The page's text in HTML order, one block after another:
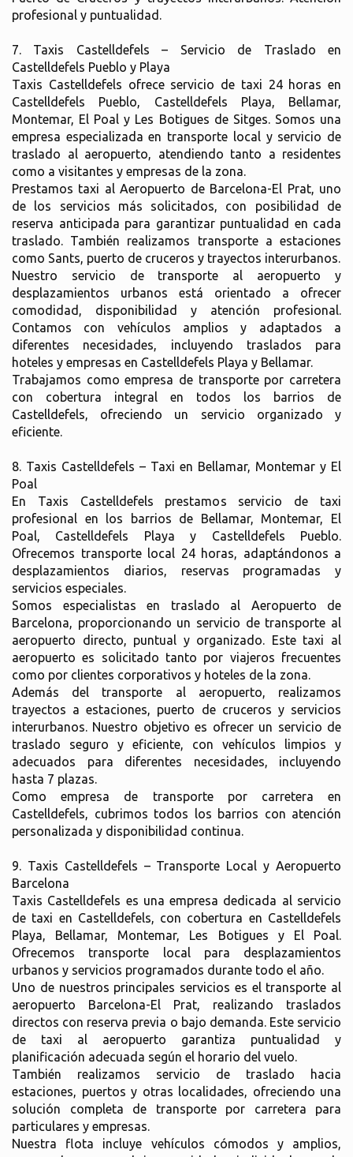
profesional y puntualidad.
7. Taxis Castelldefels – Servicio de Traslado en
Castelldefels Pueblo y Playa
Taxis Castelldefels ofrece servicio de taxi 24 horas en
Castelldefels Pueblo, Castelldefels Playa, Bellamar,
Montemar, El Poal y Les Botigues de Sitges. Somos una
empresa especializada en transporte local y servicio de
traslado al aeropuerto, atendiendo tanto a residentes
como a visitantes y empresas de la zona.
Prestamos taxi al Aeropuerto de Barcelona-El Prat, uno
de los servicios más solicitados, con posibilidad de
reserva anticipada para garantizar puntualidad en cada
traslado. También realizamos transporte a estaciones
como Sants, puerto de cruceros y trayectos interurbanos.
Nuestro servicio de transporte al aeropuerto y
desplazamientos urbanos está orientado a ofrecer
comodidad, disponibilidad y atención profesional.
Contamos con vehículos amplios y adaptados a
diferentes necesidades, incluyendo traslados para
hoteles y empresas en Castelldefels Playa y Bellamar.
Trabajamos como empresa de transporte por carretera
con cobertura integral en todos los barrios de
Castelldefels, ofreciendo un servicio organizado y
eficiente.
8. Taxis Castelldefels – Taxi en Bellamar, Montemar y El
Poal
En Taxis Castelldefels prestamos servicio de taxi
profesional en los barrios de Bellamar, Montemar, El
Poal, Castelldefels Playa y Castelldefels Pueblo.
Ofrecemos transporte local 24 horas, adaptándonos a
desplazamientos diarios, reservas programadas y
servicios especiales.
Somos especialistas en traslado al Aeropuerto de
Barcelona, proporcionando un servicio de transporte al
aeropuerto directo, puntual y organizado. Este taxi al
aeropuerto es solicitado tanto por viajeros frecuentes
como por clientes corporativos y hoteles de la zona.
Además del transporte al aeropuerto, realizamos
trayectos a estaciones, puerto de cruceros y servicios
interurbanos. Nuestro objetivo es ofrecer un servicio de
traslado seguro y eficiente, con vehículos limpios y
adecuados para diferentes necesidades, incluyendo
hasta 7 plazas.
Como empresa de transporte por carretera en
Castelldefels, cubrimos todos los barrios con atención
personalizada y disponibilidad continua.
9. Taxis Castelldefels – Transporte Local y Aeropuerto
Barcelona
Taxis Castelldefels es una empresa dedicada al servicio
de taxi en Castelldefels, con cobertura en Castelldefels
Playa, Bellamar, Montemar, Les Botigues y El Poal.
Ofrecemos transporte local para desplazamientos
urbanos y servicios programados durante todo el año.
Uno de nuestros principales servicios es el transporte al
aeropuerto Barcelona-El Prat, realizando traslados
directos con reserva previa o bajo demanda. Este servicio
de taxi al aeropuerto garantiza puntualidad y
planificación adecuada según el horario del vuelo.
También realizamos servicio de traslado hacia
estaciones, puertos y otras localidades, ofreciendo una
solución completa de transporte por carretera para
particulares y empresas.
Nuestra flota incluye vehículos cómodos y amplios,